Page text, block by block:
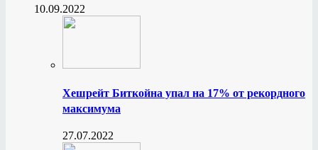
10.09.2022
Хешрейт Биткойна упал на 17% от рекордного
максимума
27.07.2022